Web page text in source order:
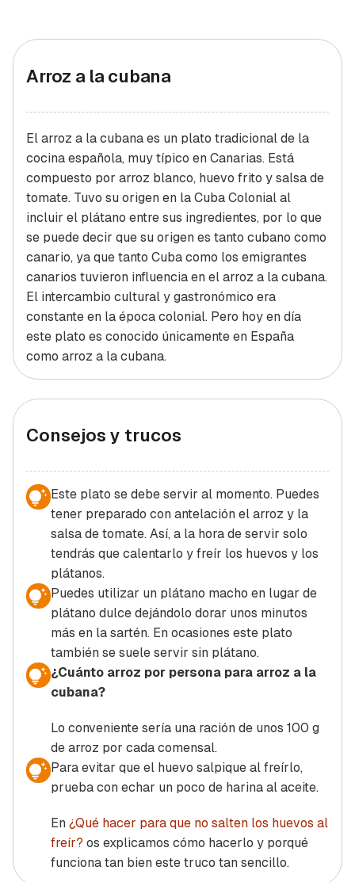
Arroz a la cubana
El arroz a la cubana es un plato tradicional de la
cocina española, muy típico en Canarias. Está
compuesto por arroz blanco, huevo frito y salsa de
tomate. Tuvo su origen en la Cuba Colonial al
incluir el plátano entre sus ingredientes, por lo que
se puede decir que su origen es tanto cubano como
canario, ya que tanto Cuba como los emigrantes
canarios tuvieron influencia en el arroz a la cubana.
El intercambio cultural y gastronómico era
constante en la época colonial. Pero hoy en día
este plato es conocido únicamente en España
como arroz a la cubana.
Consejos y trucos
Este plato se debe servir al momento. Puedes
tener preparado con antelación el arroz y la
salsa de tomate. Así, a la hora de servir solo
tendrás que calentarlo y freír los huevos y los
plátanos.
Puedes utilizar un plátano macho en lugar de
plátano dulce dejándolo dorar unos minutos
más en la sartén. En ocasiones este plato
también se suele servir sin plátano.
¿Cuánto arroz por persona para arroz a la
cubana?
Lo conveniente sería una ración de unos 100 g
de arroz por cada comensal.
Para evitar que el huevo salpique al freírlo,
prueba con echar un poco de harina al aceite.
En ¿Qué hacer para que no salten los huevos al
freír? os explicamos cómo hacerlo y porqué
funciona tan bien este truco tan sencillo.